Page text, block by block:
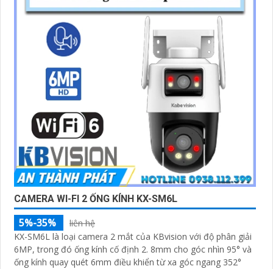
CAMERA WI-FI 2 ỐNG KÍNH KX-SM6L
5%-35%
liên hệ
KX-SM6L là loại camera 2 mắt của KBvision với độ phân giải
6MP, trong đó ống kính cố định 2. 8mm cho góc nhìn 95° và
ống kính quay quét 6mm điều khiển từ xa góc ngang 352°